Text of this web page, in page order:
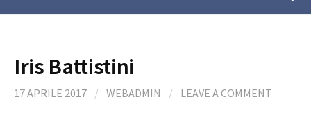
Iris Battistini
17 APRILE 2017 / WEBADMIN / LEAVE A COMMENT